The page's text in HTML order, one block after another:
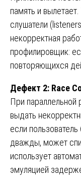
память и
слушатели
некорректная
профилировщик:
повторяющихся
Дефект 2: Race
При
выдать
если
дважды, может
использует
эмуляцией